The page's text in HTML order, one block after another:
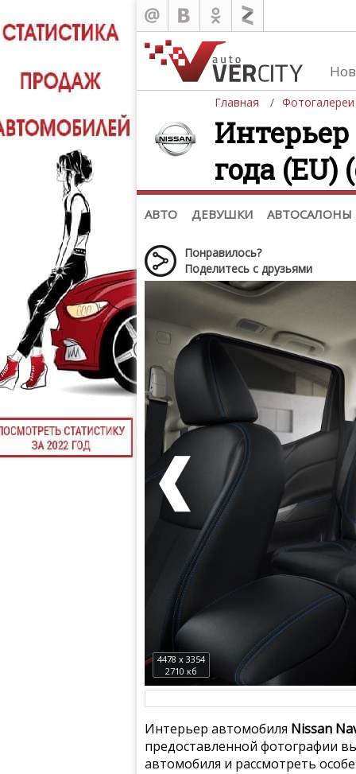
Главная Фотогалереи
Интерьер
года (EU)
АВТО ДЕВУШКИ АВТОСАЛОНЫ
Автомобили
Последние добавления
Список марок
(+1102)
Понравилось?
Поделитесь с друзьями
4478 x 3354
2710 кб
Интерьер автомобиля Nissan
предоставленной фотографии
автомобиля и рассмотреть